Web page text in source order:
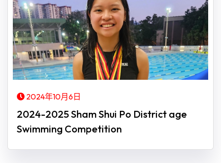
2024年10月6日
2024-2025 Sham Shui Po District age
Swimming Competition